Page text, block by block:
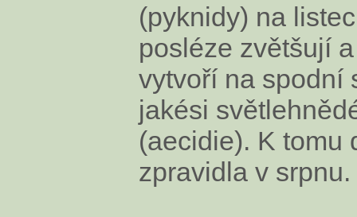
(pyknidy) na
posléze zvětšují
vytvoří na spodní
jakési
(aecidie). K tomu
zpravidla v srpnu.